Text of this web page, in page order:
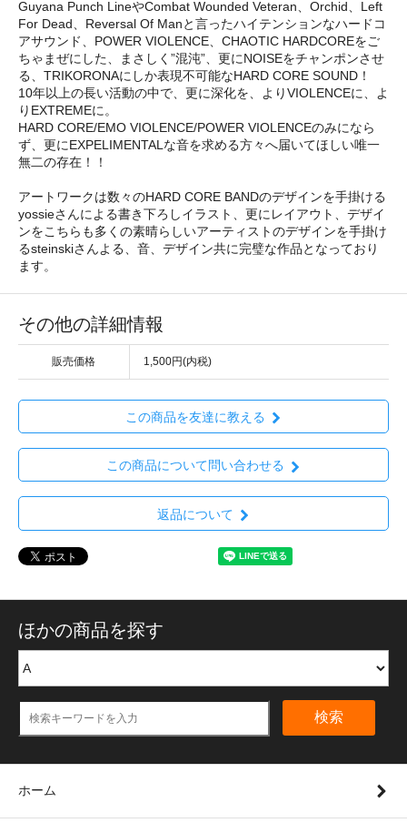
Guyana Punch LineやCombat Wounded Veteran、Orchid、Left
For Dead、Reversal Of Manと言ったハイテンションなハードコ
アサウンド、POWER VIOLENCE、CHAOTIC HARDCOREをご
ちゃまぜにした、まさしく”混沌”、更にNOISEをチャンポンさせ
る、TRIKORONAにしか表現不可能なHARD CORE SOUND！
10年以上の長い活動の中で、更に深化を、よりVIOLENCEに、よ
りEXTREMEに。
HARD CORE/EMO VIOLENCE/POWER VIOLENCEのみになら
ず、更にEXPELIMENTALな音を求める方々へ届いてほしい唯一
無二の存在！！
アートワークは数々のHARD CORE BANDのデザインを手掛ける
yossieさんによる書き下ろしイラスト、更にレイアウト、デザイ
ンをこちらも多くの素晴らしいアーティストのデザインを手掛け
るsteinskiさんよる、音、デザイン共に完璧な作品となっており
ます。
その他の詳細情報
販売価格 1,500円(内税)
この商品を友達に教える
この商品について問い合わせる
返品について
ほかの商品を探す
検索
ホーム